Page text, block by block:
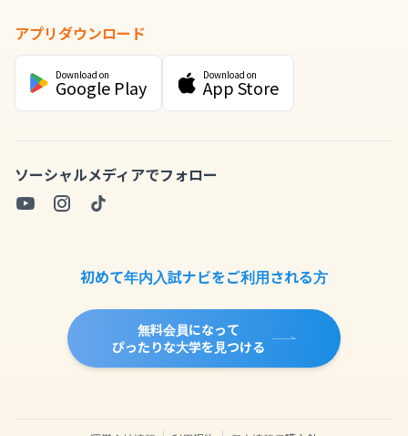
アプリダウンロード
Download on
Google Play
Download on
App Store
ソーシャルメディアでフォロー
初めて年内入試ナビをご利用される方
無料会員になって
ぴったりな大学を見つける